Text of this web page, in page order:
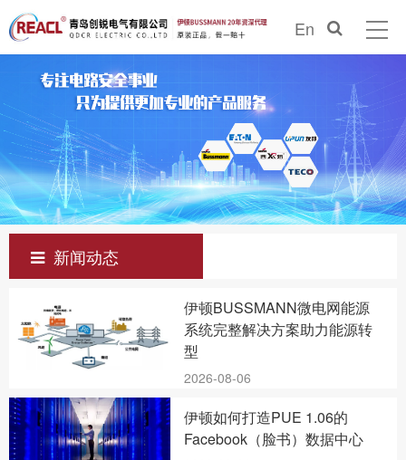
En
新闻动态
伊顿BUSSMANN微电网能源
系统完整解决方案助力能源转
型
2026-08-06
伊顿如何打造PUE 1.06的
Facebook（脸书）数据中心